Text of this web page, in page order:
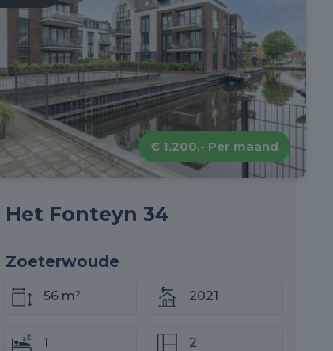
€ 1.200,- Per maand
Het Fonteyn 34
Zoeterwoude
56 m² 2021
1 2